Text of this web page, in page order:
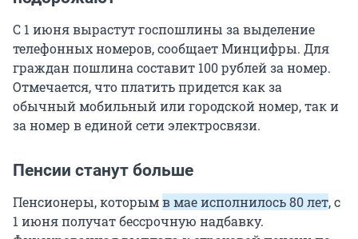
С 1 июня вырастут госпошлины за выделение
телефонных номеров, сообщает Минцифры. Для
граждан пошлина составит 100 рублей за номер.
Отмечается, что платить придется как за
обычный мобильный или городской номер, так и
за номер в единой сети электросвязи.
Пенсии станут больше
Пенсионеры, которымв мае исполнилось 80 лет, с
1 июня получат бессрочную надбавку.